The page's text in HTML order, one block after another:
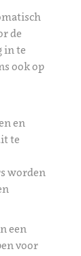
de
in te
ook op
en
te
worden
een
voor